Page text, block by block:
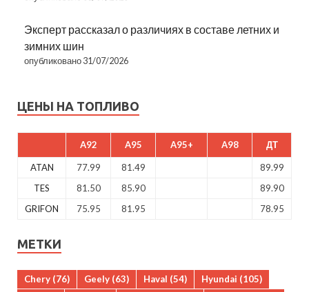
Эксперт рассказал о различиях в составе летних и
зимних шин
опубликовано 31/07/2026
ЦЕНЫ НА ТОПЛИВО
A92 A95 A95+ A98 ДТ
ATAN 77.99 81.49
89.99
TES
81.50 85.90
89.90
GRIFON
75.95 81.95 78.95
МЕТКИ
Chery (76) Geely (63) Haval (54) Hyundai (105)